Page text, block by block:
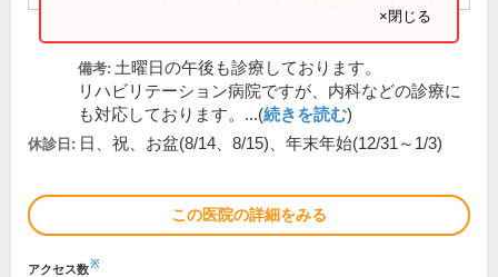
×閉じる
備考: 土曜日の午後も診療しております。
リハビリテーション病院ですが、内科などの診療に
も対応しております。...(続きを読む)
休診日: 日、祝、お盆(8/14、8/15)、年末年始(12/31～1/3)
この医院の詳細をみる
アクセス数※